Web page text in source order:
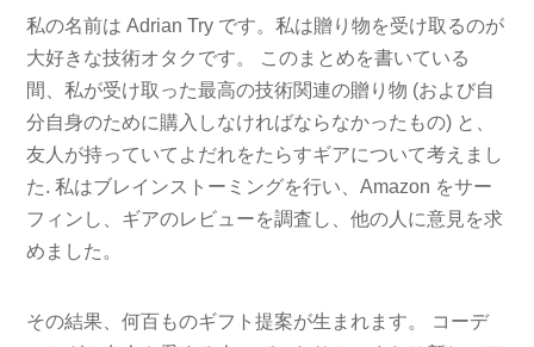
私の名前は Adrian Try です。私は贈り物を受け取るのが
大好きな技術オタクです。 このまとめを書いている
間、私が受け取った最高の技術関連の贈り物 (および自
分自身のために購入しなければならなかったもの) と、
友人が持っていてよだれをたらすギアについて考えまし
た. 私はブレインストーミングを行い、Amazon をサー
フィンし、ギアのレビューを調査し、他の人に意見を求
めました。
その結果、何百ものギフト提案が生まれます。 コーデ